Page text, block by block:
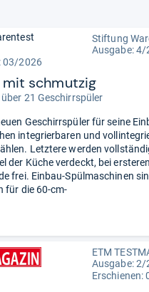
Stiftung
Ausgabe: 4/
03/2026
mit schmutzig
21 Geschirrspüler
Geschirrspüler für seine
integrierbaren und
Letztere werden
der Küche verdeckt, bei
frei. Einbau-Spülmaschinen
für die 60-cm-
ETM
Ausgabe: 2/
Erschienen: